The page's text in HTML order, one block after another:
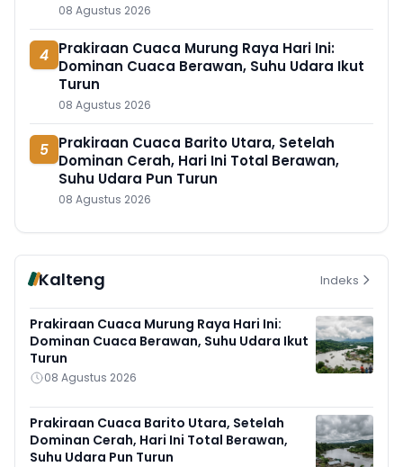
08 Agustus 2026
4 Prakiraan Cuaca Murung Raya Hari Ini:
Dominan Cuaca Berawan, Suhu Udara Ikut
Turun
08 Agustus 2026
5 Prakiraan Cuaca Barito Utara, Setelah
Dominan Cerah, Hari Ini Total Berawan,
Suhu Udara Pun Turun
08 Agustus 2026
Kalteng Indeks
Prakiraan Cuaca Murung Raya Hari Ini:
Dominan Cuaca Berawan, Suhu Udara Ikut
Turun
08 Agustus 2026
Prakiraan Cuaca Barito Utara, Setelah
Dominan Cerah, Hari Ini Total Berawan,
Suhu Udara Pun Turun